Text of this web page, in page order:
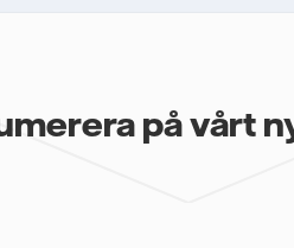
på vårt